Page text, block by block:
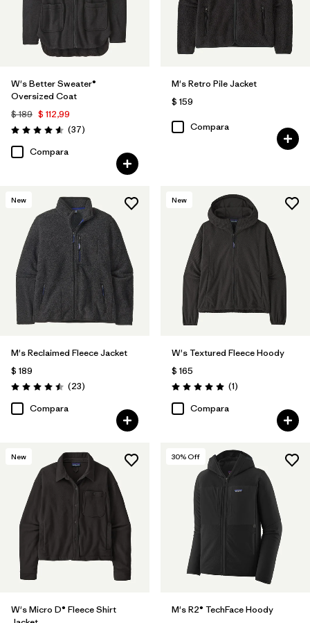
W's Better Sweater®
Oversized Coat
$ 189 $ 112,99
Valoración: 4.6 / 5
(37Comentarios
)
Compara
M's Retro Pile Jacket
$ 159
Compara
New
M's Reclaimed Fleece Jacket
$ 189
Valoración: 4.5 / 5
(23Comentarios
)
Compara
New
W's Textured Fleece Hoody
$ 165
Valoración: 5.0 / 5
(1Comentarios
)
Compara
New
W's Micro D® Fleece Shirt
30% Off
M's R2® TechFace Hoody